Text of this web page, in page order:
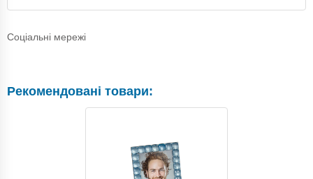
Соціальні мережі
Рекомендовані товари: